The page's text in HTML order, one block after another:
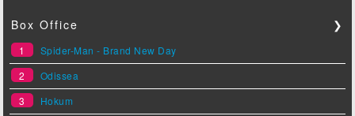
Box Office ❯
1
Spider-Man - Brand New Day
2
Odissea
3
Hokum